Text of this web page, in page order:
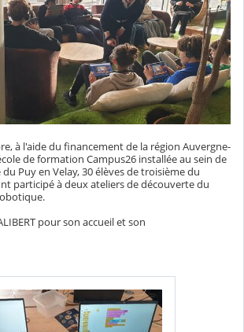
à l'aide du financement de la région Auvergne-
de formation Campus26 installée au sein de
Puy en Velay, 30 élèves de troisième du
participé à deux ateliers de découverte du
pour son accueil et son